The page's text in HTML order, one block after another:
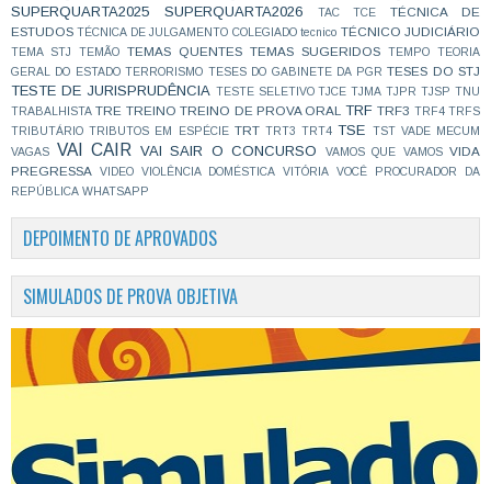
SUPERQUARTA2025
SUPERQUARTA2026 TAC TCE
TÉCNICA DE
ESTUDOS TÉCNICA DE JULGAMENTO COLEGIADO tecnico TÉCNICO JUDICIÁRIO
TEMA STJ TEMÃO TEMAS QUENTES TEMAS SUGERIDOS TEMPO
TEORIA
GERAL DO ESTADO TERRORISMO TESES DO GABINETE DA PGR TESES DO STJ
TESTE DE JURISPRUDÊNCIA TESTE SELETIVO TJCE TJMA TJPR TJSP TNU
TRABALHISTA TRE TREINO TREINO DE PROVA ORAL TRF TRF3 TRF4 TRFS
TRIBUTÁRIO TRIBUTOS EM ESPÉCIE TRT TRT3 TRT4 TSE TST VADE MECUM
VAGAS
VAI CAIR VAI SAIR O CONCURSO VAMOS QUE VAMOS VIDA
PREGRESSA
VIDEO VIOLÊNCIA DOMÉSTICA VITÓRIA
VOCÊ PROCURADOR DA
REPÚBLICA WHATSAPP
DEPOIMENTO DE APROVADOS
SIMULADOS DE PROVA OBJETIVA